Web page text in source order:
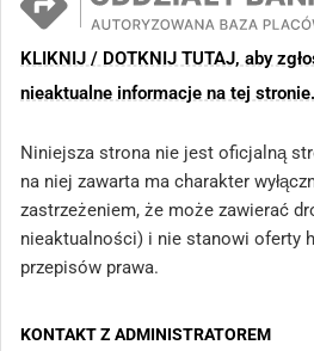
KLIKNIJ / DOTKNIJ TUTAJ, aby
nieaktualne informacje na tej stronie.
Niniejsza strona nie jest oficjalną
na niej zawarta ma charakter
zastrzeżeniem, że może zawierać
nieaktualności) i nie stanowi oferty
przepisów prawa.
KONTAKT Z ADMINISTRATOREM